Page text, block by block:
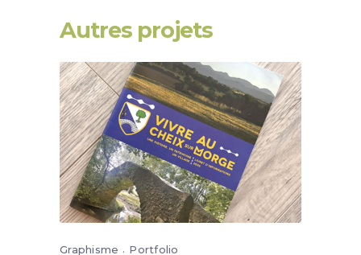
Autres projets
Graphisme Portfolio